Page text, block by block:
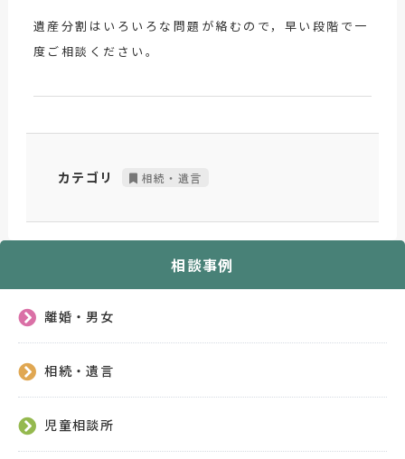
遺産分割はいろいろな問題が絡むので，早い段階で一
度ご相談ください。
カテゴリ 相続・遺言
相談事例
離婚・男女
相続・遺言
児童相談所